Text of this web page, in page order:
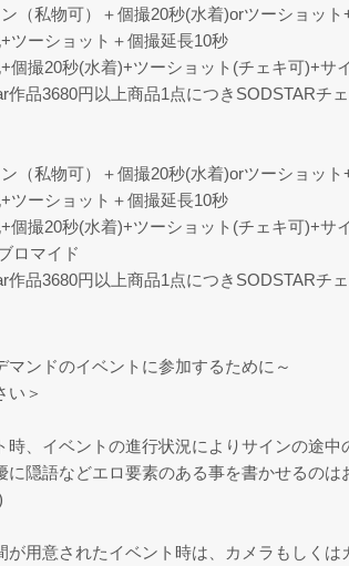
（私物可）＋個撮20秒(水着)orツーショット
ツーショット＋個撮延長10秒
個撮20秒(水着)+ツーショット(チェキ可)+サ
作品3680円以上商品1点につきSODSTARチ
（私物可）＋個撮20秒(水着)orツーショット
ツーショット＋個撮延長10秒
個撮20秒(水着)+ツーショット(チェキ可)+サ
ロマイド
作品3680円以上商品1点につきSODSTARチ
マンドのイベントに参加するために～
い＞
時、イベントの進行状況によりサインの途
に隠語などエロ要素のある事を書かせるの
が用意されたイベント時は、カメラもしく